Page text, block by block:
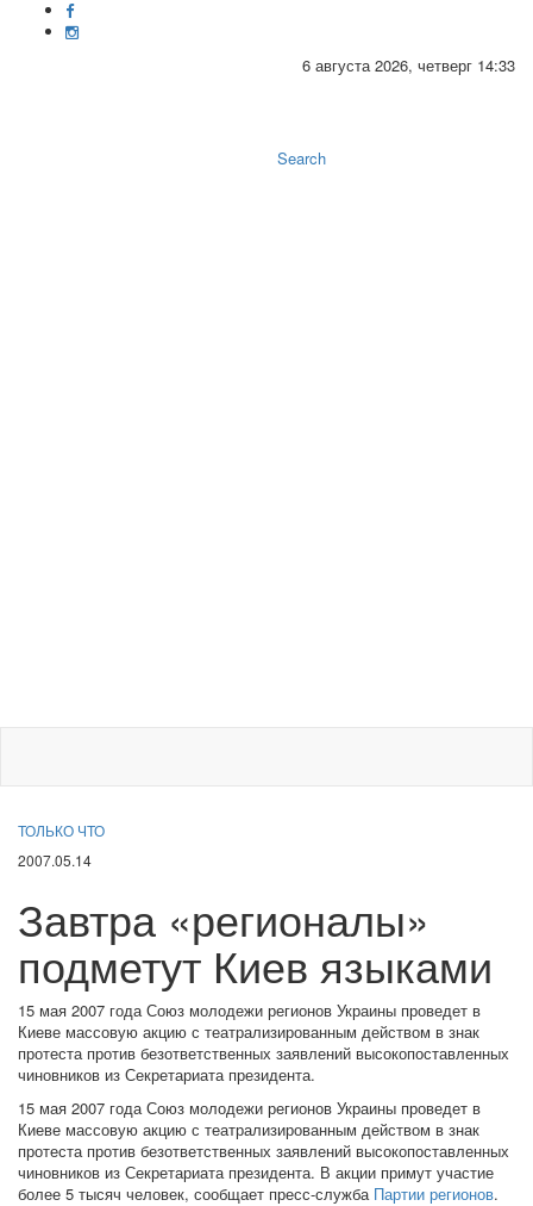
6 августа 2026, четверг 14:33
Search
ТОЛЬКО ЧТО
2007.05.14
Завтра «регионалы»
подметут Киев языками
15 мая 2007 года Союз молодежи регионов Украины проведет в
Киеве массовую акцию с театрализированным действом в знак
протеста против безответственных заявлений высокопоставленных
чиновников из Секретариата президента.
15 мая 2007 года Союз молодежи регионов Украины проведет в
Киеве массовую акцию с театрализированным действом в знак
протеста против безответственных заявлений высокопоставленных
чиновников из Секретариата президента. В акции примут участие
более 5 тысяч человек, сообщает пресс-служба Партии регионов.